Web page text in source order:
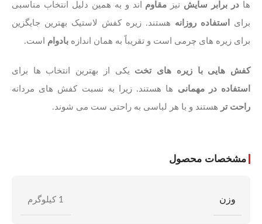
ها در برابر سایش نیز مقاوم اند و به همین دلیل انتخاب مناسبی
برای استفاده روزانه هستند. زیره کفش لاستیک بهترین جایگزین
برای زیره های چرمی است و تقریباً به همان اندازه بادوام است.
کفش هایی با زیره های تخت یکی از بهترین انتخاب ها برای
استفاده در مهمانی ها هستند. زیرا به نسبت کفش های مردانه
راحت تر هستند و با هر لباسی به راحتی ست می شوند.
مشخصات محصول
وزن 1 کیلوگرم